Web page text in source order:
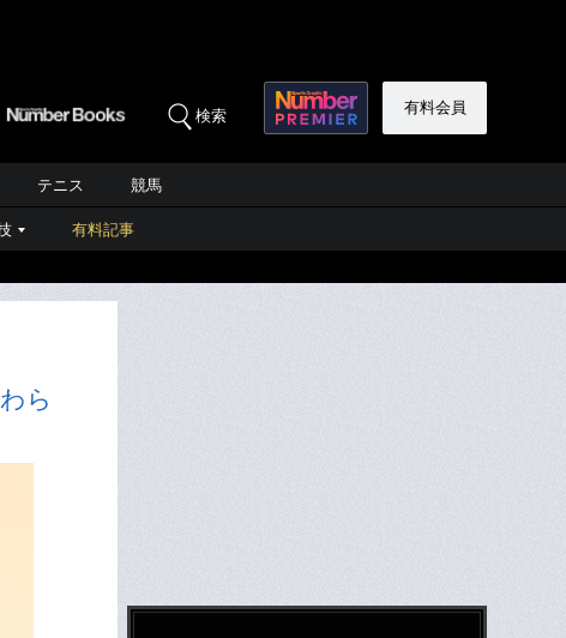
検索 有料会員
テニス 競馬
有料記事
ら